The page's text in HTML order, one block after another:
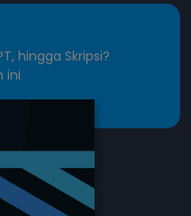
hingga Skripsi?
ini